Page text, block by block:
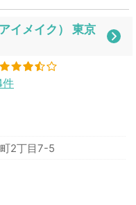
イメイク） 東京
件
2丁目7-5